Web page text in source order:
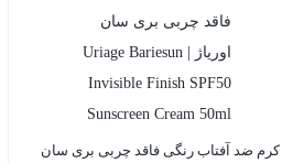
کرم ضد آفتاب رنگی فاقد چربی بری سان